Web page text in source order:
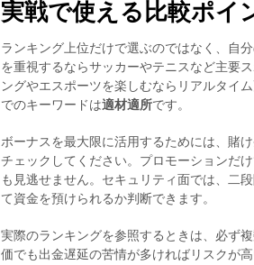
実戦で使える比較ポイ
ランキング上位だけで選ぶのではなく、自
を重視するならサッカーやテニスなど主要
ングやエスポーツを楽しむならリアルタイ
でのキーワードは適材適所です。
ボーナスを最大限に活用するためには、賭
チェックしてください。プロモーションだ
も見逃せません。セキュリティ面では、二
て資金を預けられるか判断できます。
実際のランキングを参照するときは、必ず
価でも出金遅延の苦情が多ければリスクが